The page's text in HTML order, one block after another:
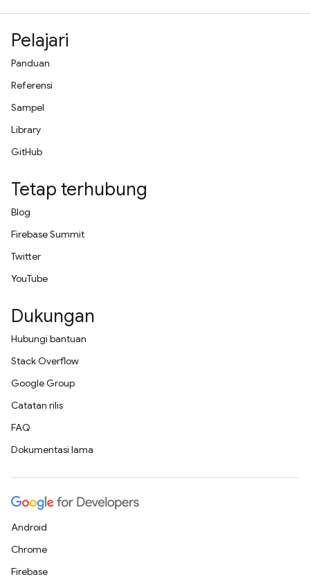
Pelajari
Panduan
Referensi
Sampel
Library
GitHub
Tetap terhubung
Blog
Firebase Summit
Twitter
YouTube
Dukungan
Hubungi bantuan
Stack Overflow
Google Group
Catatan rilis
FAQ
Dokumentasi lama
Android
Chrome
Firebase